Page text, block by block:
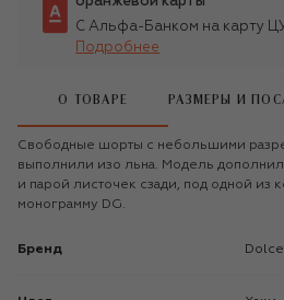
С Альфа-Банком на карту
Подробнее
О ТОВАРЕ РАЗМЕРЫ И
Свободные шорты с небольшими
выполнили изо льна. Модель
и парой листочек сзади, под одной из
монограмму DG.
Бренд